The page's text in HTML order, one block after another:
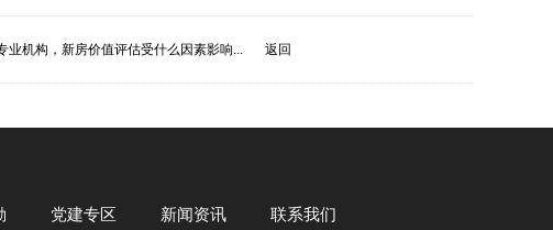
业机构，新房价值评估受什么因素影响... 返回
党建专区 新闻资讯 联系我们